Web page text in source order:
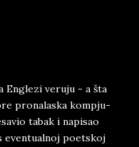
Eng­le­zi ve­ru­ju - a šta
pro­na­la­ska kom­pju­
ta­bak i na­pi­sao
even­tu­al­noj po­et­skoj